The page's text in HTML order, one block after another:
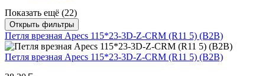
Показать ещё (22)
Открыть фильтры
Петля врезная Apecs 115*23-3D-Z-CRM (R11 5) (B2B)
Петля врезная Apecs 115*23-3D-Z-CRM (R11 5) (B2B)